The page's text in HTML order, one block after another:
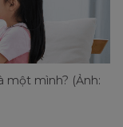
một mình? (Ảnh: